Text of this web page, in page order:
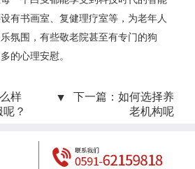
有书画室、复健理疗室等，为老年人
氛围，有些敬老院甚至有专门的狗
的心理安慰。
样
？
下一篇：如何选择养
老机构呢